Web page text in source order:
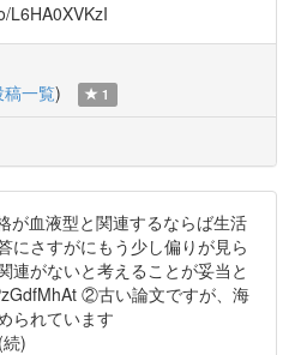
L6HA0XVKzI
稿一覧) 1
が血液型と関連するならば生活
にさすがにもう少し偏りが見ら
連がないと考えることが妥当と
②古い論文ですが、海
られています
)